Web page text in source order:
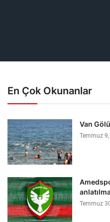
En Çok Okunanlar
Van
Temmuz
Temmuz